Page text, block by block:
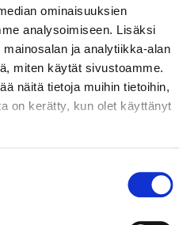
ominaisuuksien
analysoimiseen. Lisäksi
ja analytiikka-alan
miten käytät sivustoamme.
näitä tietoja muihin tietoihin,
on kerätty, kun olet käyttänyt